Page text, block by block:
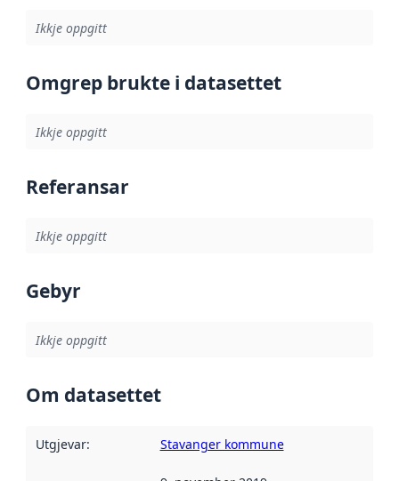
Ikkje oppgitt
Omgrep brukte i datasettet
Ikkje oppgitt
Referansar
Ikkje oppgitt
Gebyr
Ikkje oppgitt
Om datasettet
Utgjevar: Stavanger kommune